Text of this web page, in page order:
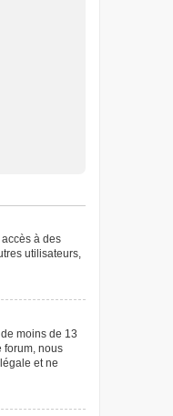
à des
utilisateurs,
moins de 13
forum, nous
et ne